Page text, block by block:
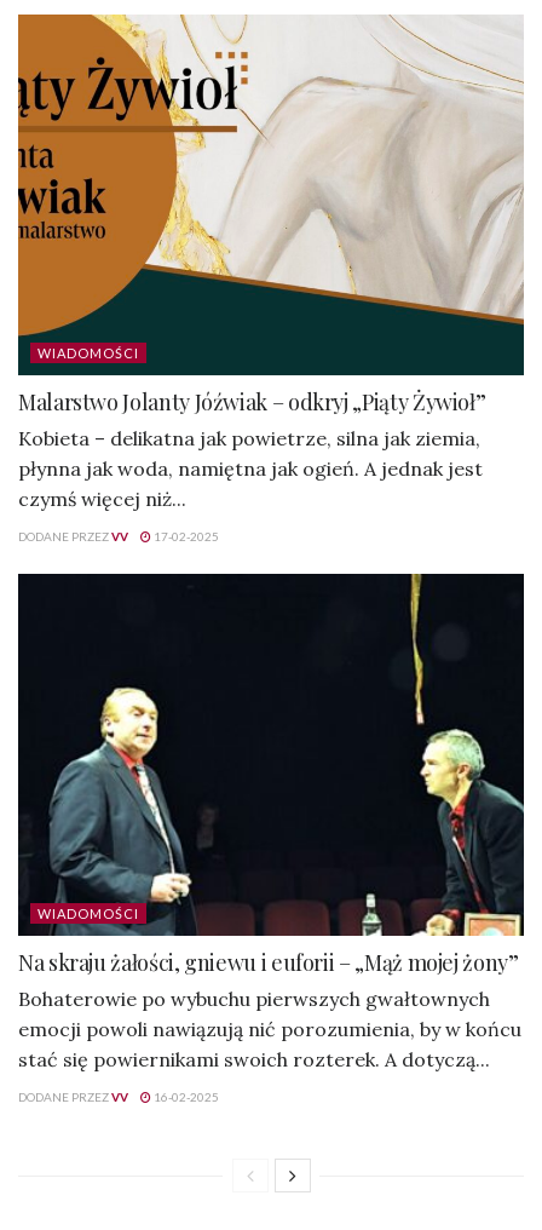
WIADOMOŚCI
Malarstwo Jolanty Jóźwiak – odkryj „Piąty Żywioł”
Kobieta – delikatna jak powietrze, silna jak ziemia,
płynna jak woda, namiętna jak ogień. A jednak jest
czymś więcej niż...
DODANE PRZEZVV 17-02-2025
WIADOMOŚCI
Na skraju żałości, gniewu i euforii – „Mąż mojej żony”
Bohaterowie po wybuchu pierwszych gwałtownych
emocji powoli nawiązują nić porozumienia, by w końcu
stać się powiernikami swoich rozterek. A dotyczą...
DODANE PRZEZVV 16-02-2025